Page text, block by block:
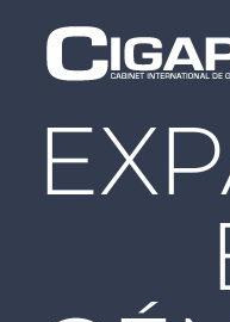
contenu